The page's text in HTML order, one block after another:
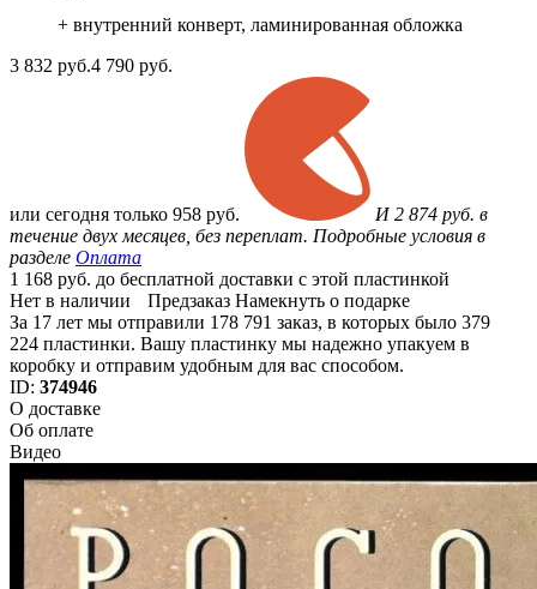
+ внутренний конверт, ламинированная обложка
3 832 руб.4 790 руб.
или сегодня только 958 руб.
И 2 874 руб. в
течение двух месяцев, без переплат. Подробные условия в
разделе Оплата
1 168 руб. до бесплатной доставки с этой пластинкой
Нет в наличии
Предзаказ Намекнуть о подарке
За 17 лет мы отправили 178 791 заказ, в которых было 379
224 пластинки. Вашу пластинку мы надежно упакуем в
коробку и отправим удобным для вас способом.
ID: 374946
О доставке
Об оплате
Видео